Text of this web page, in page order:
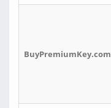
BuyPremiumKey.com